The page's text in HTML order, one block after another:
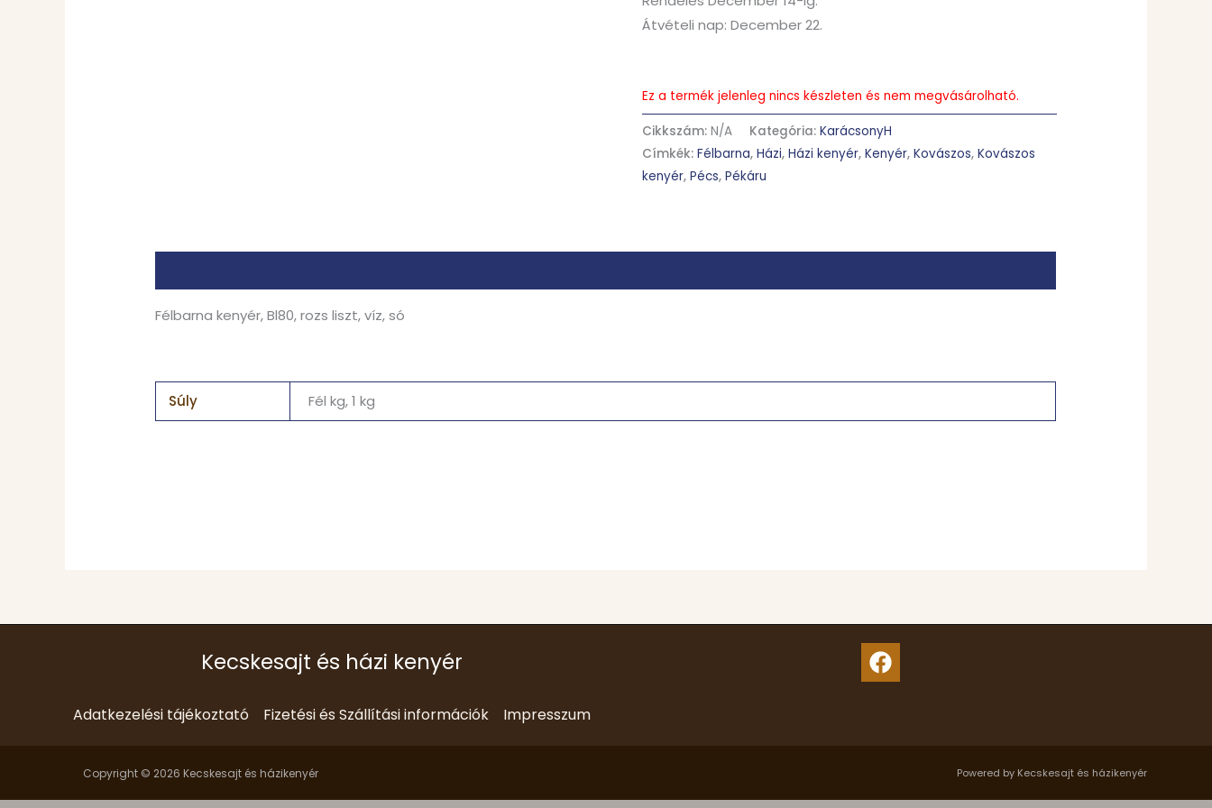
Átvételi nap: December 22.
Ez a termék jelenleg nincs készleten és nem megvásárolható.
Cikkszám: N/A Kategória: KarácsonyH
Címkék: Félbarna, Házi, Házi kenyér, Kenyér, Kovászos, Kovászos
kenyér, Pécs, Pékáru
Félbarna kenyér, Bl80, rozs liszt, víz, só
Súly Fél kg, 1 kg
Kecskesajt és házi kenyér
Adatkezelési tájékoztató Fizetési és Szállítási információk Impresszum
Copyright © 2026 Kecskesajt és házikenyér Powered by Kecskesajt és házikenyér